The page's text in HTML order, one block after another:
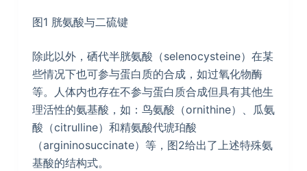
图1 胱氨酸与二硫键
除此以外，硒代半胱氨酸（selenocysteine）在某
些情况下也可参与蛋白质的合成，如过氧化物酶
等。人体内也存在不参与蛋白质合成但具有其他生
理活性的氨基酸，如：鸟氨酸（ornithine）、瓜氨
酸（citrulline）和精氨酸代琥珀酸
（argininosuccinate）等，图2给出了上述特殊氨
基酸的结构式。